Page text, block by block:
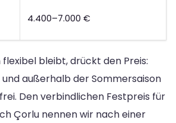
4.400–7.000 €
bleibt, drückt den Preis:
außerhalb der Sommersaison
Den verbindlichen Festpreis für
Çorlu nennen wir nach einer